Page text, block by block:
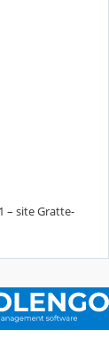
– site Gratte-